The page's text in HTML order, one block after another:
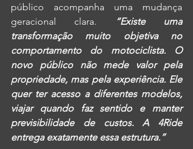
público acompanha uma mudança
geracional clara.
“Existe uma
transformação muito objetiva no
comportamento do motociclista. O
novo público não mede valor pela
propriedade, mas pela experiência. Ele
quer ter acesso a diferentes modelos,
viajar quando faz sentido e manter
previsibilidade de custos. A 4Ride
entrega exatamente essa estrutura.”